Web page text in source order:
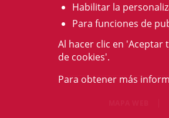
Habilitar la
Para funciones de
Al hacer clic en 'Aceptar
de cookies'.
Para obtener más